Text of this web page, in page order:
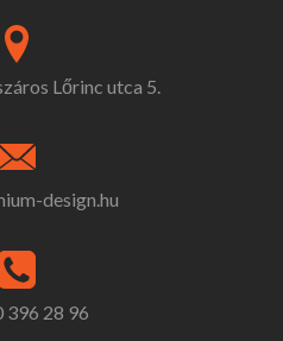
Lőrinc utca 5.
design.hu
396 28 96